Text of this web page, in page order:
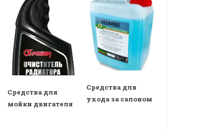
Средства для
мойки двигателя
Средства для
ухода за салоном